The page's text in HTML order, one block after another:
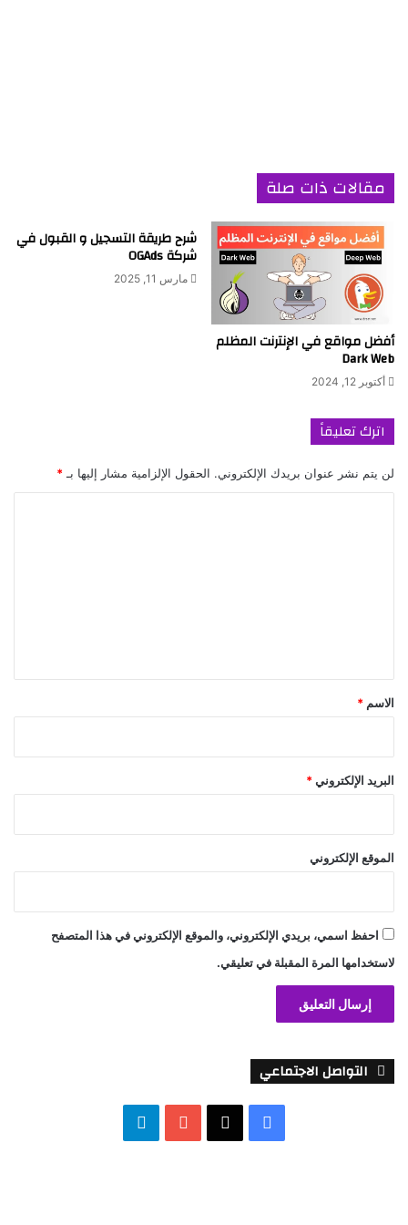
مقالات ذات صلة
أفضل مواقع في الإنترنت المظلم
Dark Web
أكتوبر 12, 2024
شرح طريقة التسجيل و القبول في
شركة OGAds
مارس 11, 2025
اترك تعليقاً
لن يتم نشر عنوان بريدك الإلكتروني. الحقول الإلزامية مشار إليها بـ *
*
الاسم *
البريد الإلكتروني *
الموقع الإلكتروني
احفظ اسمي، بريدي الإلكتروني، والموقع الإلكتروني في هذا المتصفح
لاستخدامها المرة المقبلة في تعليقي.
التواصل الاجتماعي
فيسبوك ‫YouTube